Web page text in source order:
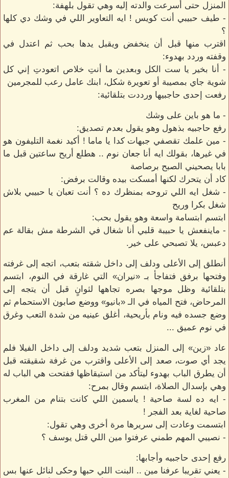
المنزل حتى أسرعت والدته إليه وهي تقول بلهفة:
- طيف حبيبي أنت كويس ! ايه التعاوير اللي في وشك دي كلها
؟
اقترب منها قبل أن ينخفض ويقبل يدها بحب ثم اعتدل في
وقفته وردد بهدوء:
- أنا بخير يا ست الكل وبعدين ما أنتِ خلاص اتعودتِ إني كل
شوية جاي بمصيبة أو تعويرة شكل، ابنك عامل رعب للمجرمين
رفعت إحدى حاجبيها ورددت بتلقائية:
- ما هو باين على وشك
رفع حاجبيه بذهول وهو يقول بعدم تصديق:
- مين علمك تقصفي جبهات كدا يا ماما ! أكيد نغمة التليفون هو
في غيرها، بقولك ايه أنا جعان نوم .. هطلع أريح ساعتين قبل ما
بابا يصحيني الصبح برصاصة
كاد أن يتحرك لكنها أمسكت بيده وقالت برفض:
- شغل ايه اللي تروحه بمنظرك ده ؟ أنت تعبان يا حبيبي بلاش
شغل بكرا وريح
ابتسم ابتسامة واسعة وهو يقول بحب:
- ماينفعش يا حبيبة قلبي أنا شغال في الشرطة مش بقالة عم
دعبس، يلا تصبحي على خير.
أنطلق إلى الأعلى ودلف إلى داخل شقته بتعب، اتجه إلى غرفته
وفتحها برفق فتفاجأ بـ «نيران» التي غارقة في النوم، ابتسم
بتلقائية وظل موجها بصره تجاهها لثوانٍ قبل أن يتجه إلى
المرحاض، فتح المياه في الـ «بانيو» ووضع صابون الاستحمام ثم
وضع جسده فيه ونام بأريحية، أغلق عينيه من شدة التعب وغرق
في نوم عميق ...
عاد «زين» إلى المنزل بتعب شديد ودلف إلى داخل الفيلا فلم
يجد أي صوت، صعد إلى الأعلى واقترب من غرفة شقيقته قبل
أن يطرق الباب بهدوء ليتأكد من استيقاظها ففتحت هي الباب له
وهي بإسدال الصلاة، ابتسم وقال بمرح:
- ايه ده لسة صاحية ! ياسمين اللي كانت بتنام من المغرب
صاحية لغاية بعد الفجر !
ابتسمت وعادت إلى سريرها مرة أخرى وهي تقول:
- نصيبي المهم طمني عرفتوا مين اللي قتل يوسف ؟
رفع إحدى حاجبيه وأجابها:
- يعني تقريبا عرفنا مين .. البنت اللي حبها وحكى لنائل عنها بس